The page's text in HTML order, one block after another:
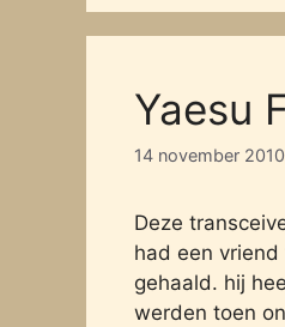
Yaesu
14 november 2010
Deze
had een
gehaald. hij
werden toen